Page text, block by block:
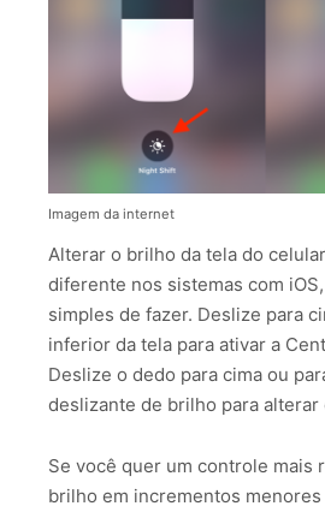
Imagem da internet
Alterar o brilho da tela do
diferente nos sistemas com
simples de fazer. Deslize para
inferior da tela para ativar a
Deslize o dedo para cima ou
deslizante de brilho para alterar
Se você quer um controle mais
brilho em incrementos